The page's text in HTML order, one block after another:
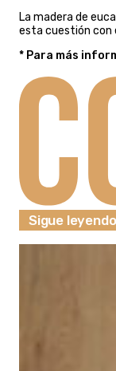
La madera de
esta cuestión con
* Para más
Sigue leyendo